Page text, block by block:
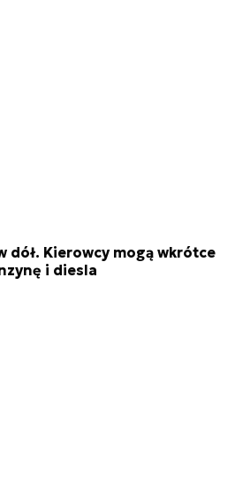
dół. Kierowcy mogą wkrótce
i diesla